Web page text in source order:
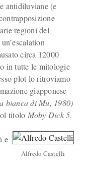
antidiluviane (e
regioni del
circa 12000
in tutte le mitologie
plot lo ritroviamo
giapponese
bianca di Mu, 1980)
titolo Moby Dick 5.
Alfredo Castelli
e